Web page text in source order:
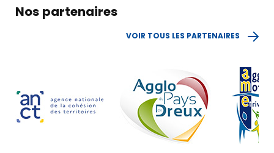
Développer
mon entreprise
L’offre BGE
Nos partenaires
VOIR TOUS LES PARTENAIRES